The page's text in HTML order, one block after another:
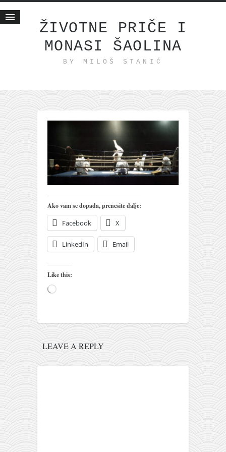
ŽIVOTNE PRIČE I
MONASI ŠAOLINA
BY MILOŠ STANIĆ
Životne priče
internet poslovanje
ishranom do zdravlja
moj haiku
momenti i mesta
bonus sadržaj
Svetlopis
zakonopravilo
duhovni otac
pravoslavlje
zabranjena istorija
porodične priče
umesto tvitera
azbuki i knjige
Okinava karate
najnovije na blogu
Ako vam se dopada, prenesite dalje:
Facebook X
LinkedIn Email
Like this:
Loading…
LEAVE A REPLY